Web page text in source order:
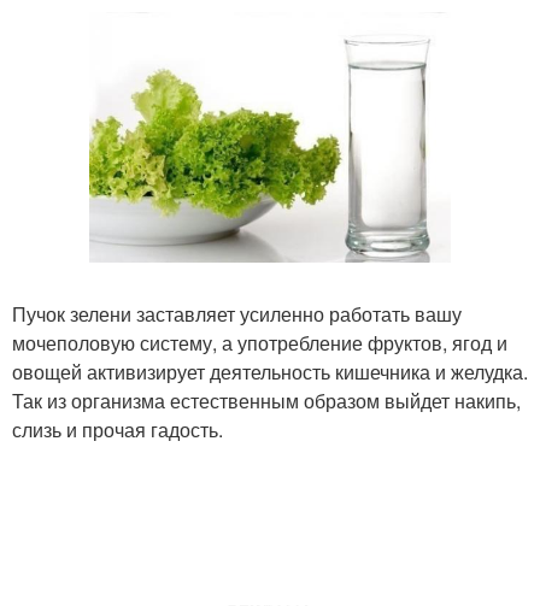
Пучок зелени заставляет усиленно работать вашу
мочеполовую систему, а употребление фруктов, ягод и
овощей активизирует деятельность кишечника и желудка.
Так из организма естественным образом выйдет накипь,
слизь и прочая гадость.